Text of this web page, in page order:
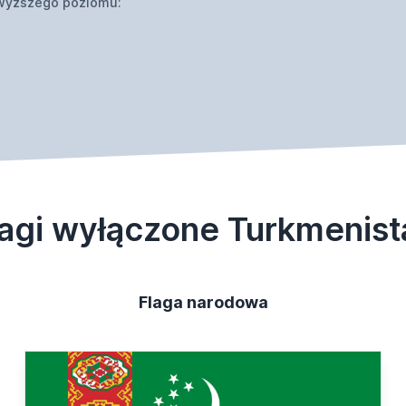
wyłączone
Flaga narodowa